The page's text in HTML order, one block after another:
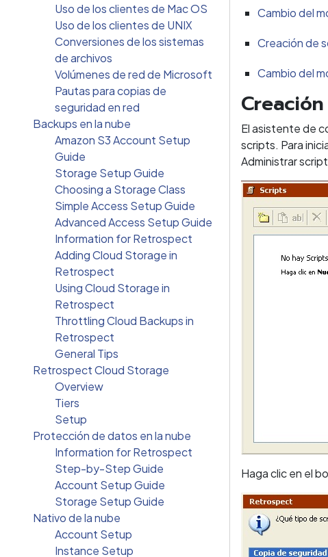
Uso de los clientes de Mac OS
Uso de los clientes de UNIX
Conversiones de los sistemas
de archivos
Volúmenes de red de Microsoft
Pautas para copias de
seguridad en red
Backups en la nube
Amazon S3 Account Setup
Guide
Storage Setup Guide
Choosing a Storage Class
Simple Access Setup Guide
Advanced Access Setup Guide
Information for Retrospect
Adding Cloud Storage in
Retrospect
Using Cloud Storage in
Retrospect
Throttling Cloud Backups in
Retrospect
General Tips
Retrospect Cloud Storage
Overview
Tiers
Setup
Protección de datos en la nube
Information for Retrospect
Step-by-Step Guide
Account Setup Guide
Storage Setup Guide
Nativo de la nube
Account Setup
Instance Setup
Cambio del
Creación de
Cambio del
El asistente de
scripts. Para
Administrar
Haga clic en el